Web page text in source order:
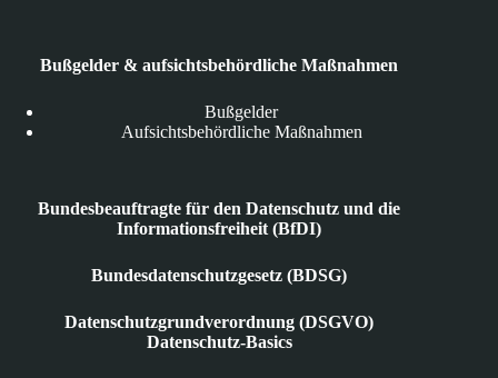
Bußgelder & aufsichtsbehördliche Maßnahmen
Bußgelder
Aufsichtsbehördliche Maßnahmen
Bundesbeauftragte für den Datenschutz und die
Informationsfreiheit (BfDI)
Bundesdatenschutzgesetz (BDSG)
Datenschutzgrundverordnung (DSGVO)
Datenschutz-Basics